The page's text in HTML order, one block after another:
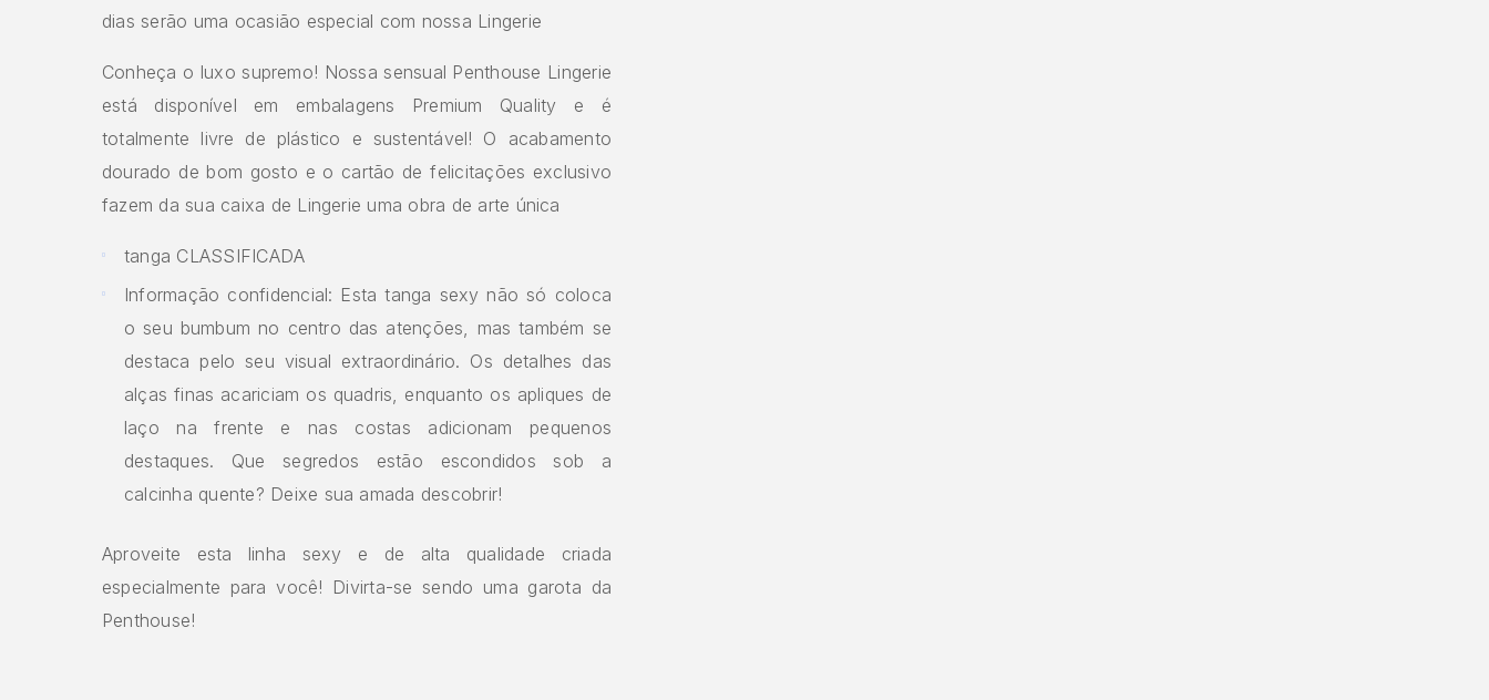
dias serão uma ocasião especial com nossa Lingerie
Conheça o luxo supremo! Nossa sensual Penthouse Lingerie
está disponível em embalagens Premium Quality e é
totalmente livre de plástico e sustentável! O acabamento
dourado de bom gosto e o cartão de felicitações exclusivo
fazem da sua caixa de Lingerie uma obra de arte única
tanga CLASSIFICADA
Informação confidencial: Esta tanga sexy não só coloca
o seu bumbum no centro das atenções, mas também se
destaca pelo seu visual extraordinário. Os detalhes das
alças finas acariciam os quadris, enquanto os apliques de
laço na frente e nas costas adicionam pequenos
destaques. Que segredos estão escondidos sob a
calcinha quente? Deixe sua amada descobrir!
Aproveite esta linha sexy e de alta qualidade criada
especialmente para você! Divirta-se sendo uma garota da
Penthouse!